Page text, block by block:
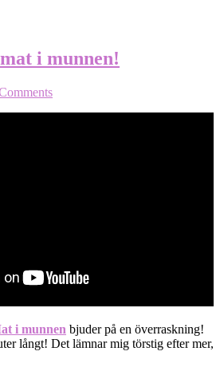
i munnen!
i munnen bjuder på en överraskning!
långt! Det lämnar mig törstig efter mer,